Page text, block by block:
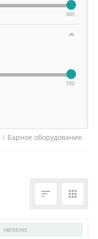
900
700
/ Барное оборудование
 
HB165345